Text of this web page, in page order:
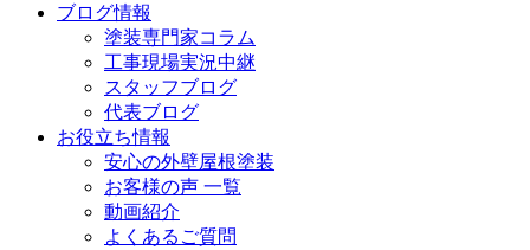
ブログ情報
塗装専門家コラム
工事現場実況中継
スタッフブログ
代表ブログ
お役立ち情報
安心の外壁屋根塗装
お客様の声 一覧
動画紹介
よくあるご質問